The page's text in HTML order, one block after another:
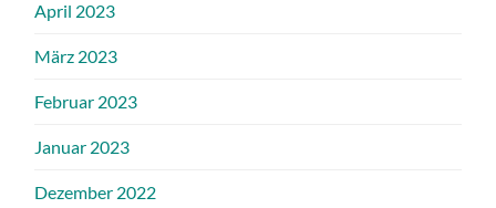
April 2023
März 2023
Februar 2023
Januar 2023
Dezember 2022